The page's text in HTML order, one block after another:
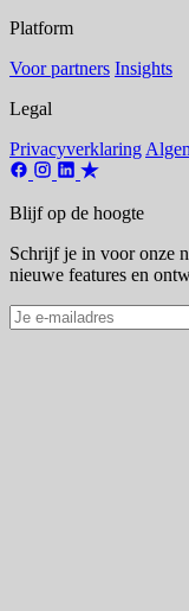
Platform
Voor partners Insights
Legal
Privacyverklaring
Blijf op de hoogte
Schrijf je in voor onze
nieuwe features en